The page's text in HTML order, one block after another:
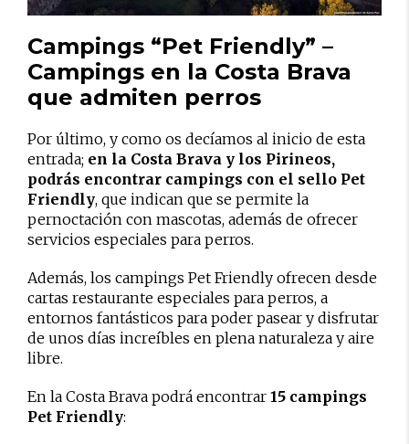
Campings “Pet Friendly” –
Campings en la Costa Brava
que admiten perros
Por último, y como os decíamos al inicio de esta
entrada; en la Costa Brava y los Pirineos,
podrás encontrar campings con el sello Pet
Friendly, que indican que se permite la
pernoctación con mascotas, además de ofrecer
servicios especiales para perros.
Además, los campings Pet Friendly ofrecen desde
cartas restaurante especiales para perros, a
entornos fantásticos para poder pasear y disfrutar
de unos días increíbles en plena naturaleza y aire
libre.
En la Costa Brava podrá encontrar 15 campings
Pet Friendly: